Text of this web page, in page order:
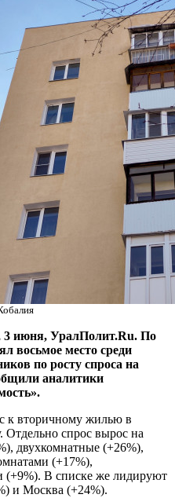
УралПолит.Ru. По
восьмое место среди
по росту спроса на
аналитики
к вторичному жилью в
Отдельно спрос вырос на
двухкомнатные (+26%),
(+17%),
(+9%). В списке же лидируют
и Москва (+24%).